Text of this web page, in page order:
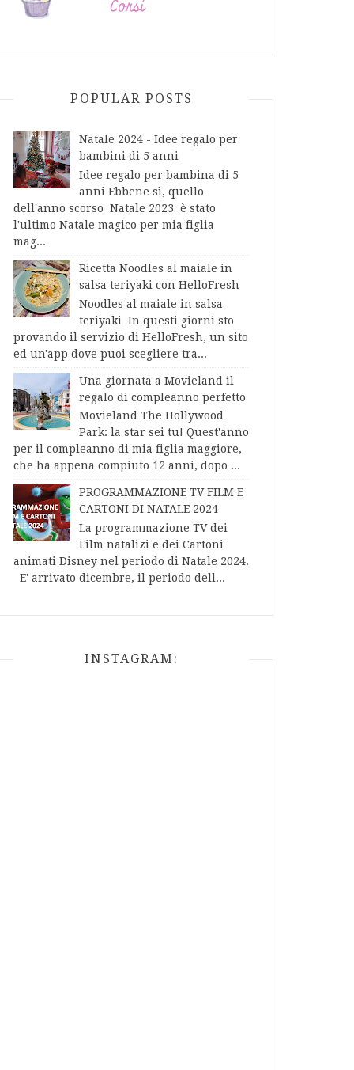
POPULAR POSTS
Natale 2024 - Idee regalo per
bambini di 5 anni
Idee regalo per bambina di 5
anni Ebbene sì, quello
dell'anno scorso Natale 2023 è stato
l'ultimo Natale magico per mia figlia
mag...
Ricetta Noodles al maiale in
salsa teriyaki con HelloFresh
Noodles al maiale in salsa
teriyaki In questi giorni sto
provando il servizio di HelloFresh, un sito
ed un'app dove puoi scegliere tra...
Una giornata a Movieland il
regalo di compleanno perfetto
Movieland The Hollywood
Park: la star sei tu! Quest'anno
per il compleanno di mia figlia maggiore,
che ha appena compiuto 12 anni, dopo ...
PROGRAMMAZIONE TV FILM E
CARTONI DI NATALE 2024
La programmazione TV dei
Film natalizi e dei Cartoni
animati Disney nel periodo di Natale 2024.
E' arrivato dicembre, il periodo dell...
INSTAGRAM: